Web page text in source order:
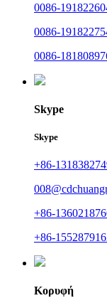
0086-
0086-
0086-
Skype
Skype
+86-
+86-
+86-
Κορυφή